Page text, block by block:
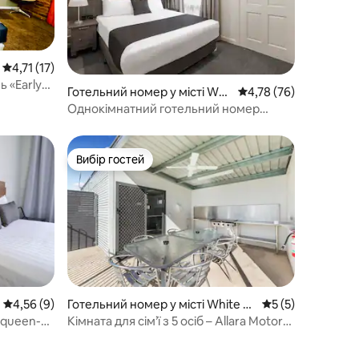
Середня оцінка: 4,71 з 5, відгуки: 17
4,71 (17)
«Early
Готельний номер у місті Wes
tmeadows
Середня оцінка: 4,78
4,78 (76)
Однокімнатний готельний номер
Середня оцінка: 4,56 з 5, відгуки: 9
4,56 (9)
Вибір гостей
Вибір гостей
Готельний номер у місті White Hi
lls
Середня оцінка:
5 (5)
Кімната для сім’ї з 5 осіб – Allara Motor